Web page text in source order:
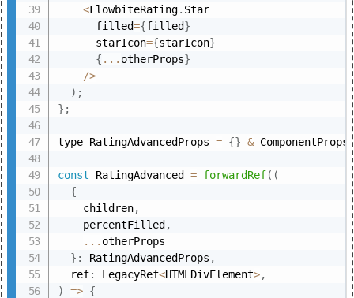
<FlowbiteRating. Star
      filled
={filled}
      starIcon
={starIcon}
{ ... otherProps}
/>
) ;
} ;
type RatingAdvancedProps = {} & ComponentProps
const RatingAdvanced = forwardRef( (
{
    children
,
    percentFilled
,
... otherProps
} : RatingAdvancedProps ,
  ref
: LegacyRef<HTMLDivElement>,
)
=> {